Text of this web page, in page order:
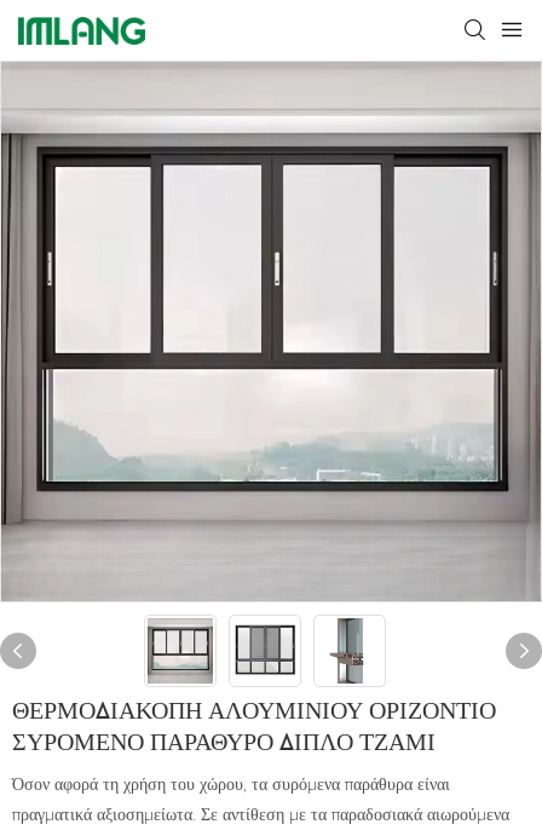
ΘΕΡΜΟΔΙΑΚΟΠΉ ΑΛΟΥΜΙΝΊΟΥ ΟΡΙΖΌΝΤΙΟ
ΣΥΡΌΜΕΝΟ ΠΑΡΆΘΥΡΟ ΔΙΠΛΌ ΤΖΆΜΙ
Όσον αφορά τη χρήση του χώρου, τα συρόμενα παράθυρα είναι
πραγματικά αξιοσημείωτα. Σε αντίθεση με τα παραδοσιακά αιωρούμενα